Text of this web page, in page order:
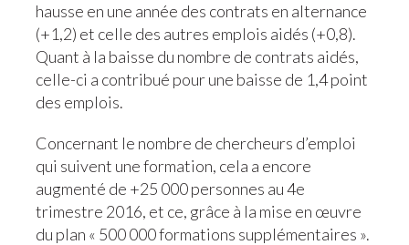
hausse en une année des contrats en alternance
(+1,2) et celle des autres emplois aidés (+0,8).
Quant à la baisse du nombre de contrats aidés,
celle-ci a contribué pour une baisse de 1,4 point
des emplois.
Concernant le nombre de chercheurs d’emploi
qui suivent une formation, cela a encore
augmenté de +25 000 personnes au 4e
trimestre 2016, et ce, grâce à la mise en œuvre
du plan « 500 000 formations supplémentaires ».